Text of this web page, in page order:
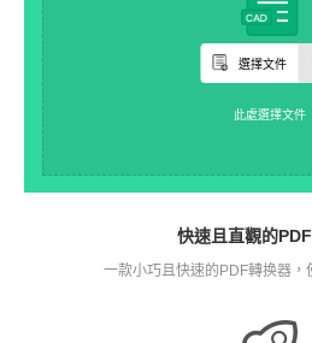
選擇文件
此處選擇文件
快速且直觀的
一款小巧且快速的PDF轉换器，